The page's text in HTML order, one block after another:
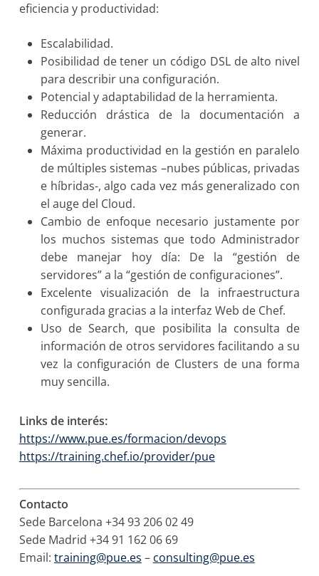
eficiencia y productividad:
Escalabilidad.
Posibilidad de tener un código DSL de alto nivel
para describir una configuración.
Potencial y adaptabilidad de la herramienta.
Reducción drástica de la documentación a
generar.
Máxima productividad en la gestión en paralelo
de múltiples sistemas –nubes públicas, privadas
e híbridas-, algo cada vez más generalizado con
el auge del Cloud.
Cambio de enfoque necesario justamente por
los muchos sistemas que todo Administrador
debe manejar hoy día: De la “gestión de
servidores” a la “gestión de configuraciones”.
Excelente visualización de la infraestructura
configurada gracias a la interfaz Web de Chef.
Uso de Search, que posibilita la consulta de
información de otros servidores facilitando a su
vez la configuración de Clusters de una forma
muy sencilla.
Links de interés:
https://www.pue.es/formacion/devops
https://training.chef.io/provider/pue
Contacto
Sede Barcelona +34 93 206 02 49
Sede Madrid +34 91 162 06 69
Email: training@pue.es – consulting@pue.es